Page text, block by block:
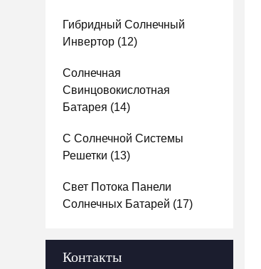
Гибридный Солнечный
Инвертор (12)
Солнечная
Свинцовокислотная
Батарея (14)
С Солнечной Системы
Решетки (13)
Свет Потока Панели
Солнечных Батарей (17)
Контакты